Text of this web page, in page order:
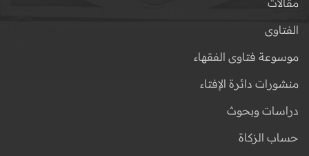
الفتاوى
موسوعة فتاوى الفقهاء
منشورات دائرة الإفتاء
دراسات وبحوث
حساب الزكاة